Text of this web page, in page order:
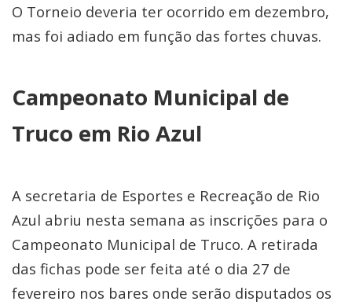
O Torneio deveria ter ocorrido em dezembro,
mas foi adiado em função das fortes chuvas.
Campeonato Municipal de
Truco em Rio Azul
A secretaria de Esportes e Recreação de Rio
Azul abriu nesta semana as inscrições para o
Campeonato Municipal de Truco. A retirada
das fichas pode ser feita até o dia 27 de
fevereiro nos bares onde serão disputados os